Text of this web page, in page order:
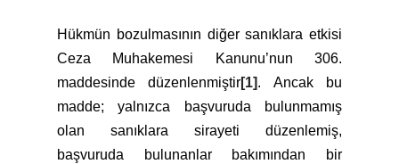
Hükmün bozulmasının diğer sanıklara etkisi
Ceza Muhakemesi Kanunu’nun 306.
maddesinde düzenlenmiştir[1]. Ancak bu
madde; yalnızca başvuruda bulunmamış
olan sanıklara sirayeti düzenlemiş,
başvuruda bulunanlar bakımından bir